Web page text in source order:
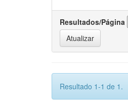
Resultados/Página
Resultado 1-1 de 1.